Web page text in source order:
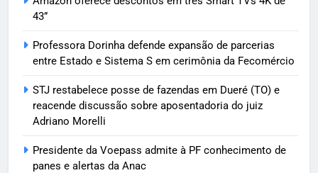
43”
Professora Dorinha defende expansão de parcerias
entre Estado e Sistema S em cerimônia da Fecomércio
STJ restabelece posse de fazendas em Dueré (TO) e
reacende discussão sobre aposentadoria do juiz
Adriano Morelli
Presidente da Voepass admite à PF conhecimento de
panes e alertas da Anac